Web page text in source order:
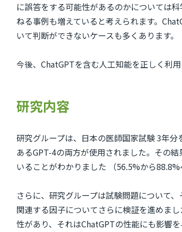
に誤答をする可能性があるのかについては
ねる事例も増えていると考えられます。
いて判断ができないケースも多くあります。
今後、ChatGPTを含む人工知能を正しく利
研究内容
研究グループは、日本の医師国家試験 3年
あるGPT-4の両方が使用されました。その
いることがわかりました （56.5%から88.8%
さらに、研究グループは試験問題について
関連する因子についてさらに検証を進めま
性があり、それはChatGPTの性能にも影響